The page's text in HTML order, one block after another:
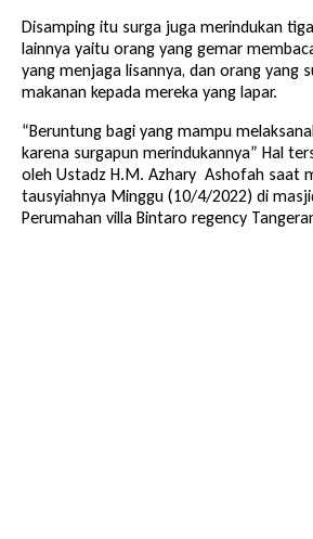
Disamping itu surga juga merindukan
lainnya yaitu orang yang gemar
yang menjaga lisannya, dan orang yang
makanan kepada mereka yang lapar.
“Beruntung bagi yang mampu
karena surgapun merindukannya” Hal
oleh Ustadz H.M. Azhary Ashofah saat
tausyiahnya Minggu (10/4/2022) di
Perumahan villa Bintaro regency